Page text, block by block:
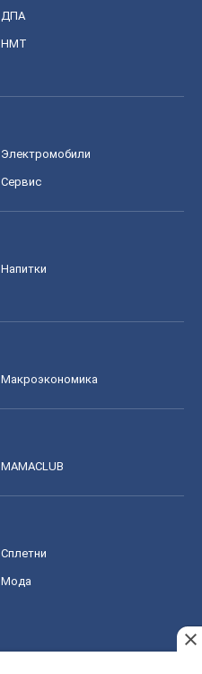
ДПА
НМТ
Электромобили
Сервис
Напитки
Mакроэкономика
MAMACLUB
Сплетни
Мода